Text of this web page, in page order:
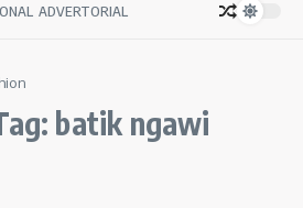
ADVERTORIAL
batik ngawi